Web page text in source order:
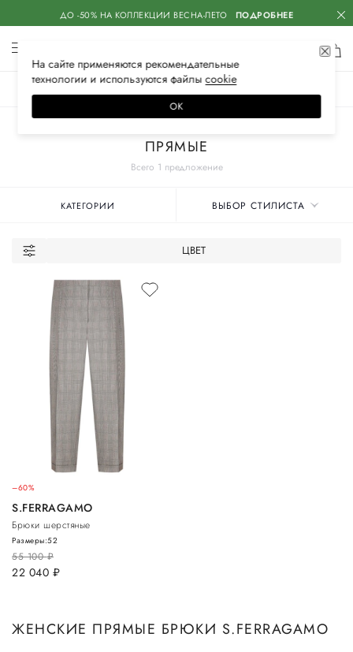
ДО -50% НА КОЛЛЕКЦИИ ВЕСНА-ЛЕТО ПОДРОБНЕЕ
Всего 1 предложение
ПРЯМЫЕ
КАТЕГОРИИ ВЫБОР СТИЛИСТА
ЦВЕТ
–60%
S.FERRAGAMO
Брюки шерстяные
55 100руб.
22 040 руб.
Размеры:52
ЖЕНСКИЕ ПРЯМЫЕ БРЮКИ S.FERRAGAMO
На сайте применяются рекомендательные
технологии и используются файлысооkiе
ОК